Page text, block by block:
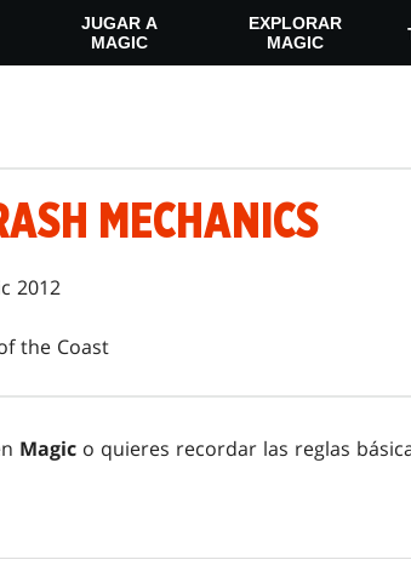
JUGAR A
MAGIC
EXPLORAR
MAGIC
MECHANICS
2012
the Coast
Magic o quieres recordar las reglas